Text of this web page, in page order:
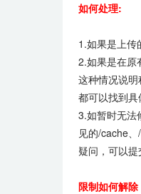
如何处理:
1.如果是上传
2.如果是在原
这种情况说
都可以找到
3.如暂时无法
见的/cache
疑问，可以提
限制如何解除